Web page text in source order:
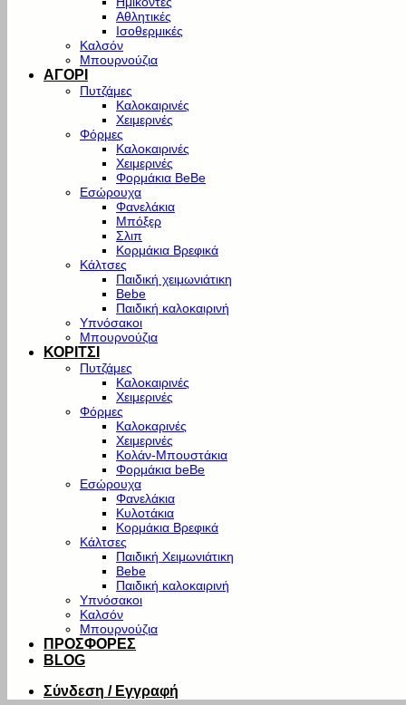
Αθλητικές
Ισοθερμικές
Καλσόν
Μπουρνούζια
ΑΓΟΡΙ
Πυτζάμες
Καλοκαιρινές
Χειμερινές
Φόρμες
Καλοκαιρινές
Χειμερινές
Φορμάκια BeBe
Εσώρουχα
Φανελάκια
Μπόξερ
Σλιπ
Κορμάκια Βρεφικά
Κάλτσες
Παιδική χειμωνιάτικη
Bebe
Παιδική καλοκαιρινή
Υπνόσακοι
Μπουρνούζια
ΚΟΡΙΤΣΙ
Πυτζάμες
Καλοκαιρινές
Χειμερινές
Φόρμες
Καλοκαρινές
Χειμερινές
Κολάν-Μπουστάκια
Φορμάκια beBe
Εσώρουχα
Φανελάκια
Κυλοτάκια
Κορμάκια Βρεφικά
Κάλτσες
Παιδική Χειμωνιάτικη
Bebe
Παιδική καλοκαιρινή
Υπνόσακοι
Καλσόν
Μπουρνούζια
ΠΡΟΣΦΟΡΕΣ
BLOG
Σύνδεση / Εγγραφή